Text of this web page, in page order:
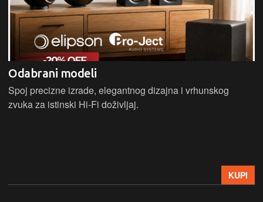
HARMAN KARDON Citation ONE DUO MKIII
Bežicni Hi-Fi zvucnik sa premium industrijskim dizajnom,
Wi-Fi, Bluetooth, Chromecast, Google Assistant, kontrole
AKCIJA